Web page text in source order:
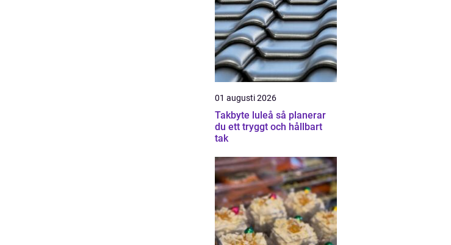
01 augusti 2026
Takbyte luleå så planerar
du ett tryggt och hållbart
tak